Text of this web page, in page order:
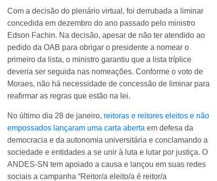
Com a decisão do plenário virtual, foi derrubada a liminar
concedida em dezembro do ano passado pelo ministro
Edson Fachin. Na decisão, apesar de não ter atendido ao
pedido da OAB para obrigar o presidente a nomear o
primeiro da lista, o ministro garantiu que a lista tríplice
deveria ser seguida nas nomeações. Conforme o voto de
Moraes, não há necessidade de concessão de liminar para
reafirmar as regras que estão na lei.
No último dia 28 de janeiro, reitoras e reitores eleitos e não
empossados lançaram uma carta aberta em defesa da
democracia e da autonomia universitária e conclamando a
sociedade e entidades a se unir à luta e lutar por justiça. O
ANDES-SN tem apoiado a causa e lançou em suas redes
sociais a campanha “Reitor/a eleito/a é reitor/a